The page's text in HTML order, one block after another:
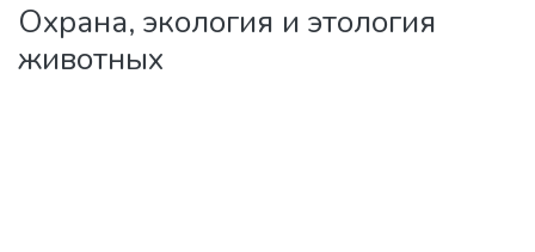
Охрана, экология и этология
животных